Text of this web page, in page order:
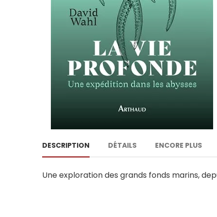
DESCRIPTION DÉTAILS ENCORE PLUS
Une exploration des grands fonds marins,